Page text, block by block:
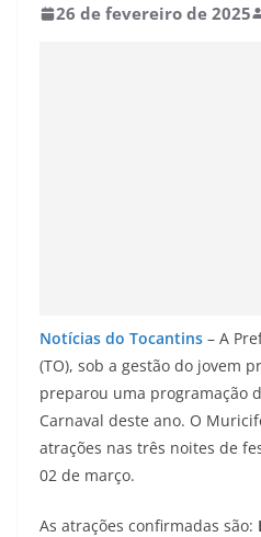
26 de fevereiro de 2025
Notícias do Tocantins – A
(TO), sob a gestão do jovem
preparou uma programação
Carnaval deste ano. O
atrações nas três noites de
02 de março.
As atrações confirmadas são: